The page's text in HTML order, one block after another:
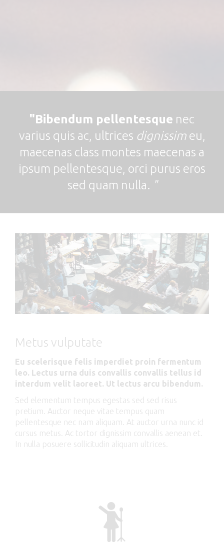
"Bibendum pellentesque nec
varius quis ac, ultrices dignissimeu,
maecenas class montes maecenas a
ipsum pellentesque, orci purus eros
sed quam nulla. "
Metus vulputate
Eu scelerisque felis imperdiet proin fermentum
leo. Lectus urna duis convallis convallis tellus id
interdum velit laoreet. Ut lectus arcu bibendum.
Sed elementum tempus egestas sed sed risus
pretium. Auctor neque vitae tempus quam
pellentesque nec nam aliquam. At auctor urna nunc id
cursus metus. Ac tortor dignissim convallis aenean et.
In nulla posuere sollicitudin aliquam ultrices.